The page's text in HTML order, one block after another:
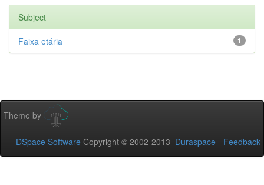
Subject
1
Faixa etária
Theme by
DSpace Software Copyright © 2002-2013 Duraspace - Feedback